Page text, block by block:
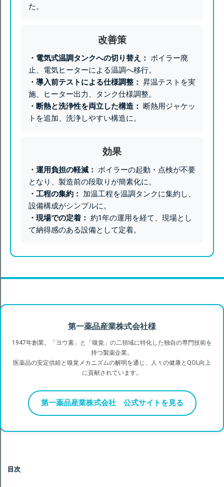
た。
改善策
・電気式温調タンクへの切り替え： ボイラー廃
止、電気ヒーターによる温調へ移行。
・導入前テストによる仕様調整： 昇温テストを実
施、ヒーター出力、タンク仕様調整。
・断熱と洗浄性を両立した構造：
断熱用ジャケッ
トを追加、洗浄しやすい構造に。
効果
・運用負担の軽減： ボイラーの起動・点検が不要
となり、製造前の段取りが簡素化に。
・工程の集約：
加温工程を温調タンクに集約し、
設備構成がシンプルに。
・現場での定着： 約1年の運用を経て、現場とし
て納得感のある設備として定着。
第一薬品産業株式会社様
1947年創業。「ヨウ素」と「嗅覚」の二領域に特化した独自の専門技術を
持つ製薬企業。
医薬品の安定供給と嗅覚メカニズムの解明を通じ、人々の健康とQOL向上
に貢献されています。
第一薬品産業株式会社 公式サイトを見る
目次